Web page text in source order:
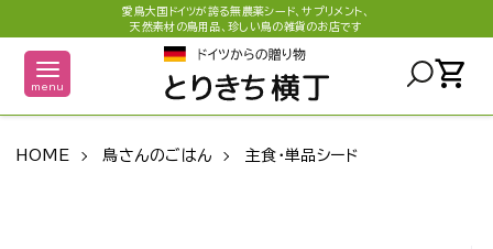
愛鳥大国ドイツが誇る無農薬シード、サプリメント、
天然素材の鳥用品、珍しい鳥の雑貨のお店です
menu shopping_cart
HOME 鳥さんのごはん 主食・単品シード